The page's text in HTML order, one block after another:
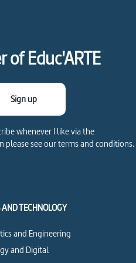
Educ'ARTE
whenever I like via the
see our terms and conditions.
Sign up
AND TECHNOLOGY
and Engineering
and Digital